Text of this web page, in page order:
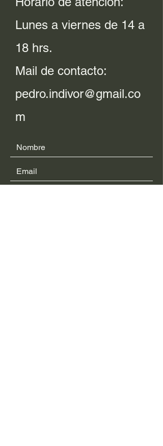
Lunes a viernes de 14 a
18 hrs.
Mail de contacto:
pedro.indivor@gmail.co
m